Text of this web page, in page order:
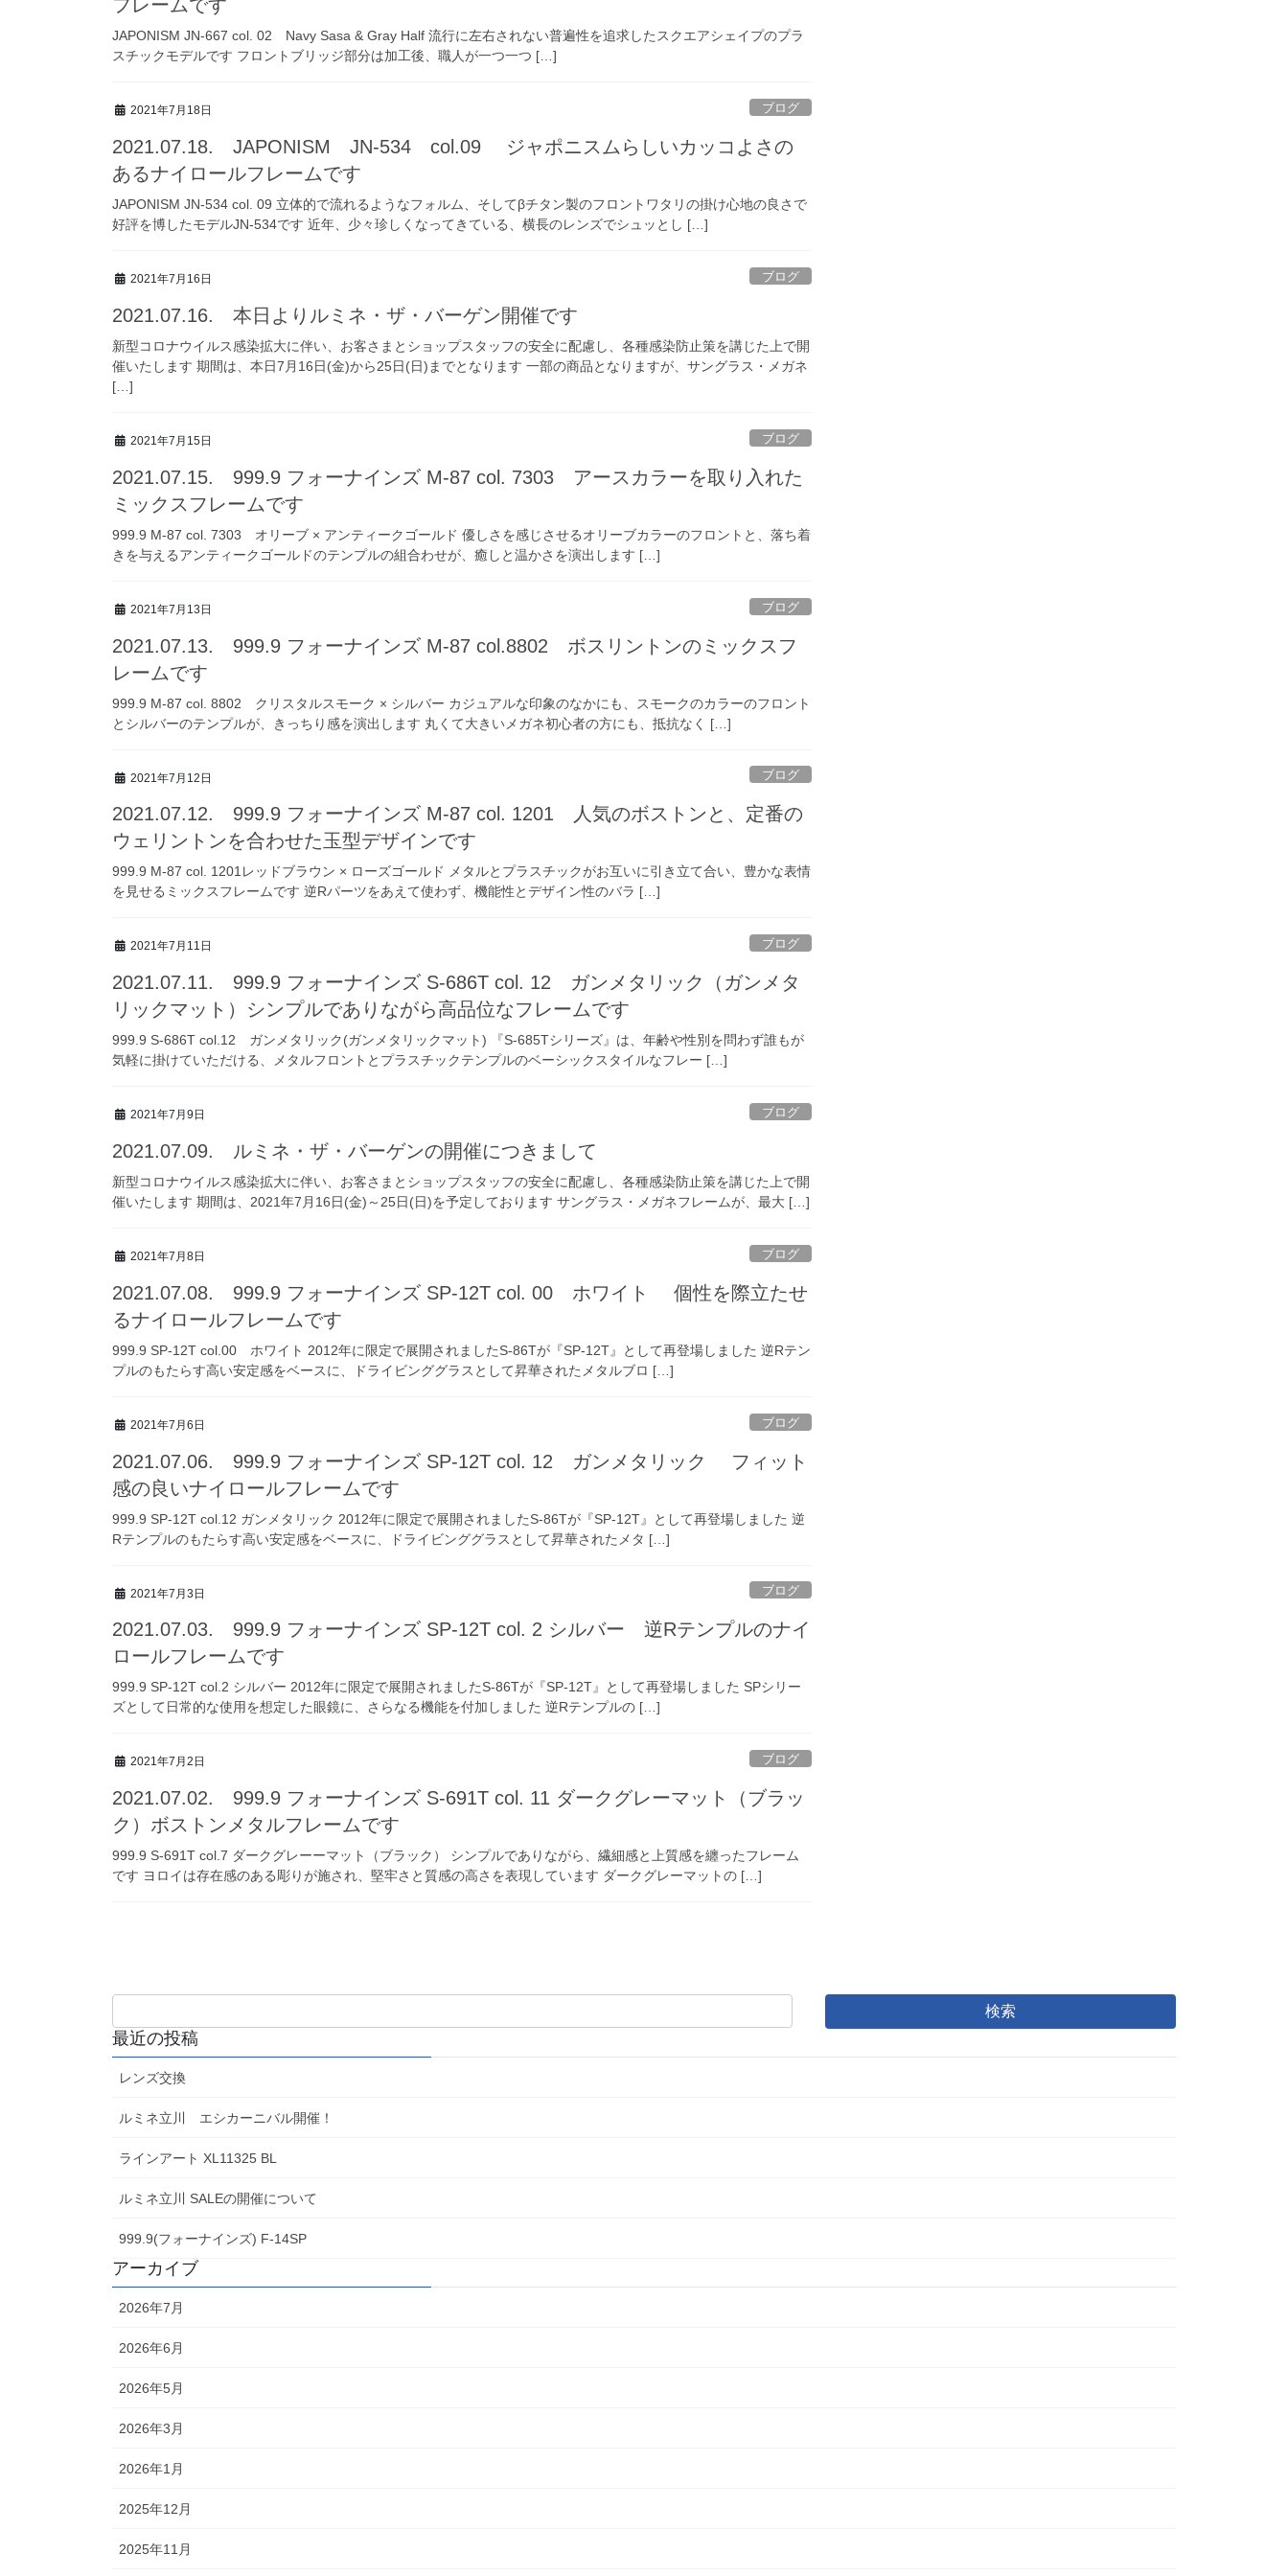
フレームです
JAPONISM JN-667 col. 02 Navy Sasa & Gray Half 流行に左右されない普遍性を追求したスクエアシェイプのプラ
スチックモデルです フロントブリッジ部分は加工後、職人が一つ一つ […]
2021年7月18日 ブログ
2021.07.18. JAPONISM JN-534 col.09 ジャポニスムらしいカッコよさの
あるナイロールフレームです
JAPONISM JN-534 col. 09 立体的で流れるようなフォルム、そしてβチタン製のフロントワタリの掛け心地の良さで
好評を博したモデルJN-534です 近年、少々珍しくなってきている、横長のレンズでシュッとし […]
2021年7月16日 ブログ
2021.07.16. 本日よりルミネ・ザ・バーゲン開催です
新型コロナウイルス感染拡大に伴い、お客さまとショップスタッフの安全に配慮し、各種感染防止策を講じた上で開
催いたします 期間は、本日7月16日(金)から25日(日)までとなります 一部の商品となりますが、サングラス・メガネ
[…]
2021年7月15日 ブログ
2021.07.15. 999.9 フォーナインズ M-87 col. 7303 アースカラーを取り入れた
ミックスフレームです
999.9 M-87 col. 7303 オリーブ × アンティークゴールド 優しさを感じさせるオリーブカラーのフロントと、落ち着
きを与えるアンティークゴールドのテンプルの組合わせが、癒しと温かさを演出します […]
2021年7月13日 ブログ
2021.07.13. 999.9 フォーナインズ M-87 col.8802 ボスリントンのミックスフ
レームです
999.9 M-87 col. 8802 クリスタルスモーク × シルバー カジュアルな印象のなかにも、スモークのカラーのフロント
とシルバーのテンプルが、きっちり感を演出します 丸くて大きいメガネ初心者の方にも、抵抗なく […]
2021年7月12日 ブログ
2021.07.12. 999.9 フォーナインズ M-87 col. 1201 人気のボストンと、定番の
ウェリントンを合わせた玉型デザインです
999.9 M-87 col. 1201レッドブラウン × ローズゴールド メタルとプラスチックがお互いに引き立て合い、豊かな表情
を見せるミックスフレームです 逆Rパーツをあえて使わず、機能性とデザイン性のバラ […]
2021年7月11日 ブログ
2021.07.11. 999.9 フォーナインズ S-686T col. 12 ガンメタリック（ガンメタ
リックマット）シンプルでありながら高品位なフレームです
999.9 S-686T col.12 ガンメタリック(ガンメタリックマット) 『S-685Tシリーズ』は、年齢や性別を問わず誰もが
気軽に掛けていただける、メタルフロントとプラスチックテンプルのベーシックスタイルなフレー […]
2021年7月9日 ブログ
2021.07.09. ルミネ・ザ・バーゲンの開催につきまして
新型コロナウイルス感染拡大に伴い、お客さまとショップスタッフの安全に配慮し、各種感染防止策を講じた上で開
催いたします 期間は、2021年7月16日(金)～25日(日)を予定しております サングラス・メガネフレームが、最大 […]
2021年7月8日 ブログ
2021.07.08. 999.9 フォーナインズ SP-12T col. 00 ホワイト 個性を際立たせ
るナイロールフレームです
999.9 SP-12T col.00 ホワイト 2012年に限定で展開されましたS-86Tが『SP-12T』として再登場しました 逆Rテン
プルのもたらす高い安定感をベースに、ドライビンググラスとして昇華されたメタルブロ […]
2021年7月6日 ブログ
2021.07.06. 999.9 フォーナインズ SP-12T col. 12 ガンメタリック フィット
感の良いナイロールフレームです
999.9 SP-12T col.12 ガンメタリック 2012年に限定で展開されましたS-86Tが『SP-12T』として再登場しました 逆
Rテンプルのもたらす高い安定感をベースに、ドライビンググラスとして昇華されたメタ […]
2021年7月3日 ブログ
2021.07.03. 999.9 フォーナインズ SP-12T col. 2 シルバー 逆Rテンプルのナイ
ロールフレームです
999.9 SP-12T col.2 シルバー 2012年に限定で展開されましたS-86Tが『SP-12T』として再登場しました SPシリー
ズとして日常的な使用を想定した眼鏡に、さらなる機能を付加しました 逆Rテンプルの […]
2021年7月2日 ブログ
2021.07.02. 999.9 フォーナインズ S-691T col. 11 ダークグレーマット（ブラッ
ク）ボストンメタルフレームです
999.9 S-691T col.7 ダークグレーーマット（ブラック） シンプルでありながら、繊細感と上質感を纏ったフレーム
です ヨロイは存在感のある彫りが施され、堅牢さと質感の高さを表現しています ダークグレーマットの […]
最近の投稿
レンズ交換
ルミネ立川 エシカーニバル開催！
ラインアート XL11325 BL
ルミネ立川 SALEの開催について
999.9(フォーナインズ) F-14SP
アーカイブ
2026年7月
2026年6月
2026年5月
2026年3月
2026年1月
2025年12月
2025年11月